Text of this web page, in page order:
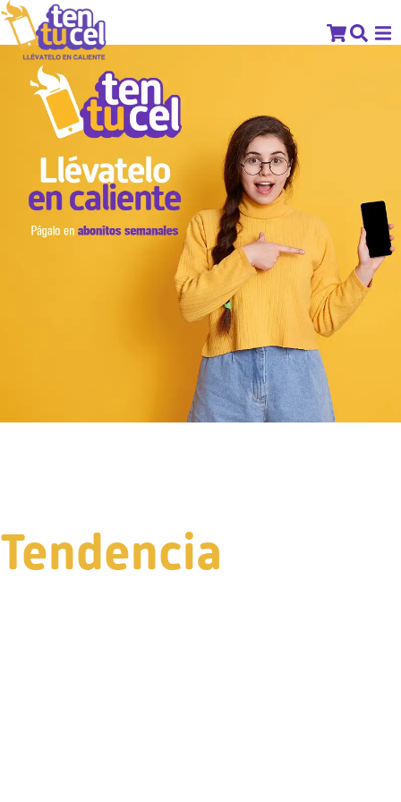
Tendencia